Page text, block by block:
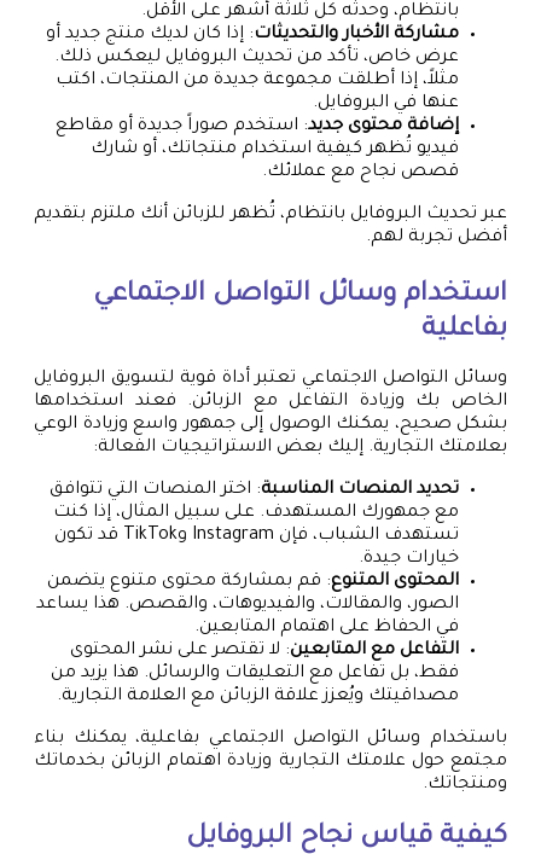
بانتظام، وحدثه كل ثلاثة أشهر على الأقل.
مشاركة الأخبار والتحديثات: إذا كان لديك منتج جديد أو
عرض خاص، تأكد من تحديث البروفايل ليعكس ذلك.
مثلاً، إذا أطلقت مجموعة جديدة من المنتجات، اكتب
عنها في البروفايل.
إضافة محتوى جديد: استخدم صوراً جديدة أو مقاطع
فيديو تُظهر كيفية استخدام منتجاتك، أو شارك
قصص نجاح مع عملائك.
عبر تحديث البروفايل بانتظام، تُظهر للزبائن أنك ملتزم بتقديم
أفضل تجربة لهم.
استخدام وسائل التواصل الاجتماعي
بفاعلية
وسائل التواصل الاجتماعي تعتبر أداة قوية لتسويق البروفايل
الخاص بك وزيادة التفاعل مع الزبائن. فعند استخدامها
بشكل صحيح، يمكنك الوصول إلى جمهور واسع وزيادة الوعي
بعلامتك التجارية. إليك بعض الاستراتيجيات الفعالة:
تحديد المنصات المناسبة: اختر المنصات التي تتوافق
مع جمهورك المستهدف. على سبيل المثال، إذا كنت
تستهدف الشباب، فإن Instagram وTikTok قد تكون
خيارات جيدة.
المحتوى المتنوع: قم بمشاركة محتوى متنوع يتضمن
الصور، والمقالات، والفيديوهات، والقصص. هذا يساعد
في الحفاظ على اهتمام المتابعين.
التفاعل مع المتابعين: لا تقتصر على نشر المحتوى
فقط، بل تفاعل مع التعليقات والرسائل. هذا يزيد من
مصداقيتك ويُعزز علاقة الزبائن مع العلامة التجارية.
باستخدام وسائل التواصل الاجتماعي بفاعلية، يمكنك بناء
مجتمع حول علامتك التجارية وزيادة اهتمام الزبائن بخدماتك
ومنتجاتك.
كيفية قياس نجاح البروفايل